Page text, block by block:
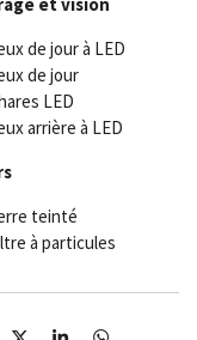
et vision
de jour à LED
de jour
LED
arrière à LED
teinté
à particules